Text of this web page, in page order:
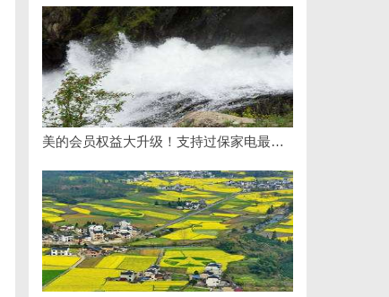
美的会员权益大升级！支持过保家电最高3000元免费维修